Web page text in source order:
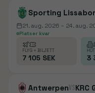
Sporting
21. aug. 2026 – 24. aug.
Platser kvar
FLYG + BILJETT
7 105 SEK 3
AntwerpenvsKRC